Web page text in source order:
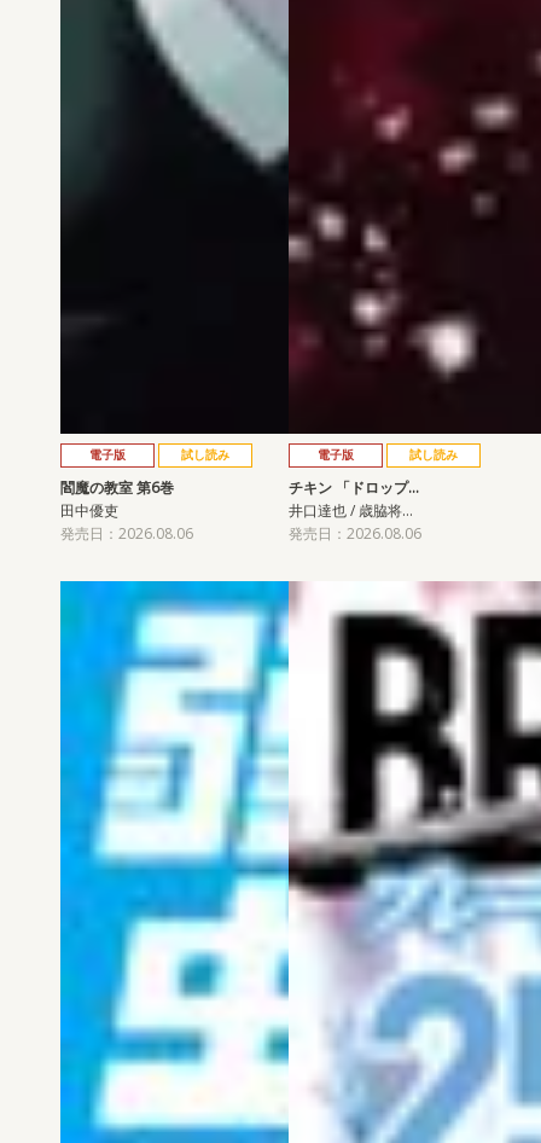
電子版 試し読み
閻魔の教室 第6巻
田中優吏
発売日：2026.08.06
電子版 試し読み
チキン 「ドロップ…
井口達也 / 歳脇将…
発売日：2026.08.06